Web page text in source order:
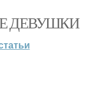
ДЕВУШКИ